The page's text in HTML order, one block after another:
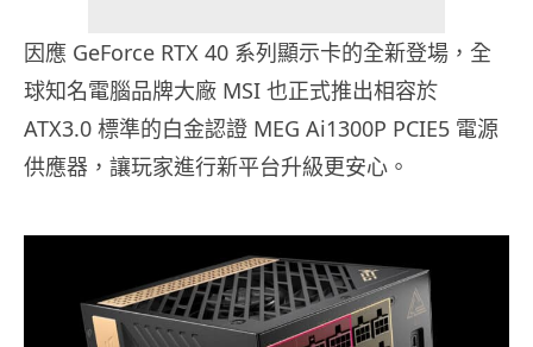
因應 GeForce RTX 40 系列顯示卡的全新登場，全
球知名電腦品牌大廠 MSI 也正式推出相容於
ATX3.0 標準的白金認證 MEG Ai1300P PCIE5 電源
供應器，讓玩家進行新平台升級更安心。